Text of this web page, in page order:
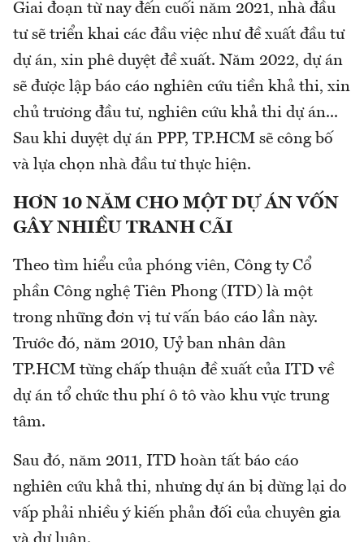
Giai đoạn từ nay đến cuối năm 2021, nhà đầu
tư sẽ triển khai các đầu việc như đề xuất đầu tư
dự án, xin phê duyệt đề xuất. Năm 2022, dự án
sẽ được lập báo cáo nghiên cứu tiền khả thi, xin
chủ trương đầu tư, nghiên cứu khả thi dự án...
Sau khi duyệt dự án PPP, TP.HCM sẽ công bố
và lựa chọn nhà đầu tư thực hiện.
HƠN 10 NĂM CHO MỘT DỰ ÁN VỐN
GÂY NHIỀU TRANH CÃI
Theo tìm hiểu của phóng viên, Công ty Cổ
phần Công nghệ Tiên Phong (ITD) là một
trong những đơn vị tư vấn báo cáo lần này.
Trước đó, năm 2010, Uỷ ban nhân dân
TP.HCM từng chấp thuận đề xuất của ITD về
dự án tổ chức thu phí ô tô vào khu vực trung
tâm.
Sau đó, năm 2011, ITD hoàn tất báo cáo
nghiên cứu khả thi, nhưng dự án bị dừng lại do
vấp phải nhiều ý kiến phản đối của chuyên gia